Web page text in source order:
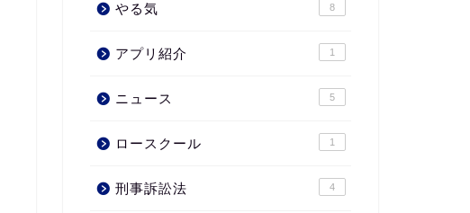
やる気 8
アプリ紹介 1
ニュース 5
ロースクール 1
刑事訴訟法 4